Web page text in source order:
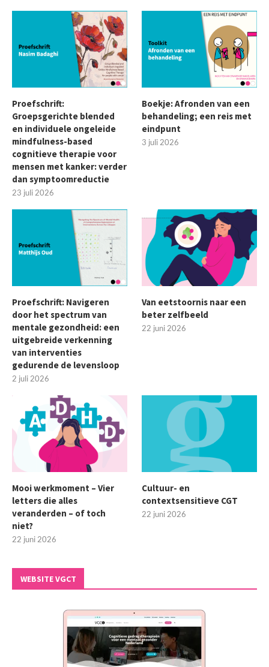
Proefschrift:
Groepsgerichte blended
en individuele ongeleide
mindfulness-based
cognitieve therapie voor
mensen met kanker: verder
dan symptoomreductie
23 juli 2026
Boekje: Afronden van een
behandeling; een reis met
eindpunt
3 juli 2026
Proefschrift: Navigeren
door het spectrum van
mentale gezondheid: een
uitgebreide verkenning
van interventies
gedurende de levensloop
2 juli 2026
Van eetstoornis naar een
beter zelfbeeld
22 juni 2026
Mooi werkmoment – Vier
letters die alles
veranderden – of toch
niet?
22 juni 2026
Cultuur- en
contextsensitieve CGT
22 juni 2026
WEBSITE VGCT